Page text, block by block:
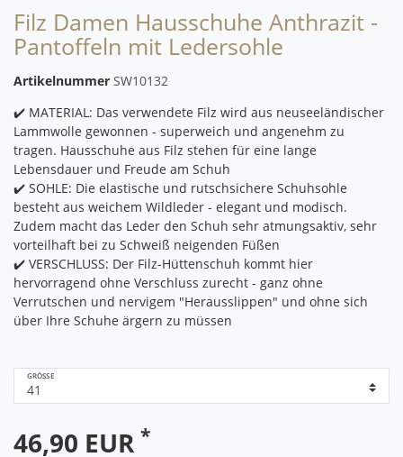
Filz Damen Hausschuhe Anthrazit -
Pantoffeln mit Ledersohle
Artikelnummer SW10132
✔️ MATERIAL: Das verwendete Filz wird aus neuseeländischer
Lammwolle gewonnen - superweich und angenehm zu
tragen. Hausschuhe aus Filz stehen für eine lange
Lebensdauer und Freude am Schuh
✔️ SOHLE: Die elastische und rutschsichere Schuhsohle
besteht aus weichem Wildleder - elegant und modisch.
Zudem macht das Leder den Schuh sehr atmungsaktiv, sehr
vorteilhaft bei zu Schweiß neigenden Füßen
✔️ VERSCHLUSS: Der Filz-Hüttenschuh kommt hier
hervorragend ohne Verschluss zurecht - ganz ohne
Verrutschen und nervigem "Herausslippen" und ohne sich
über Ihre Schuhe ärgern zu müssen
GRÖSSE
46,90 EUR *